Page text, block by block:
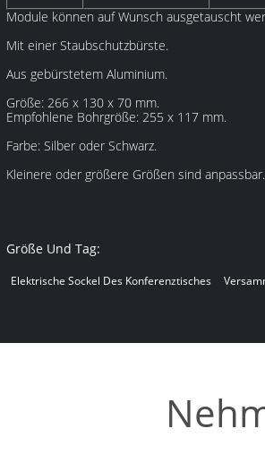
Module können auf Wunsch ausgetauscht
Mit einer Staubschutzbürste.
Aus gebürstetem Aluminium.
Größe: 266 x 130 x 70 mm.
Empfohlene Bohrgröße: 255 x 117 mm.
Farbe: Silber oder Schwarz.
Kleinere oder größere Größen sind anpassbar.
Größe Und Tag:
Elektrische Sockel Des Konferenztisches